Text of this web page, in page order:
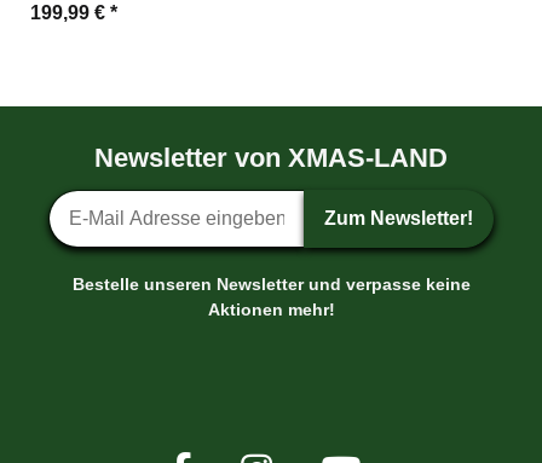
199,99 € *
Newsletter von XMAS-LAND
Newsletter-Anmeldung
Zum Newsletter!
Bestelle unseren Newsletter und verpasse keine
Aktionen mehr!